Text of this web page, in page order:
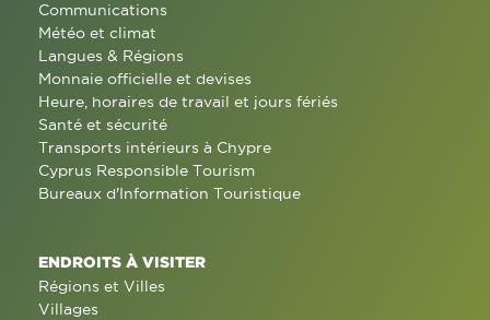
Communications
Météo et climat
Langues & Régions
Monnaie officielle et devises
Heure, horaires de travail et jours fériés
Santé et sécurité
Transports intérieurs à Chypre
Cyprus Responsible Tourism
Bureaux d'Information Touristique
ENDROITS À VISITER
Régions et Villes
Villages